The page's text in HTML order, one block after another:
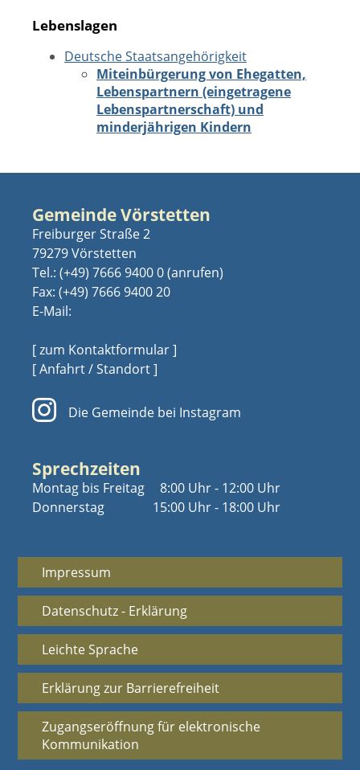
Lebenslagen
Deutsche Staatsangehörigkeit
Miteinbürgerung von Ehegatten,
Lebenspartnern (eingetragene
Lebenspartnerschaft) und
minderjährigen Kindern
Gemeinde Vörstetten
Freiburger Straße 2
79279 Vörstetten
Tel.: (+49) 7666 9400 0
Fax: (+49) 7666 9400 20
E-Mail:
[ zum Kontaktformular ]
[ Anfahrt / Standort ]
Die Gemeinde bei Instagram
Sprechzeiten
Montag bis Freitag
Donnerstag
8:00 Uhr - 12:00 Uhr
15:00 Uhr - 18:00 Uhr
Impressum
Datenschutz - Erklärung
Leichte Sprache
Erklärung zur Barrierefreiheit
Zugangseröffnung für elektronische
Kommunikation